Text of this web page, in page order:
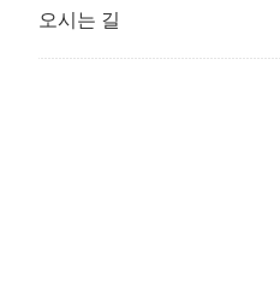
오시는 길